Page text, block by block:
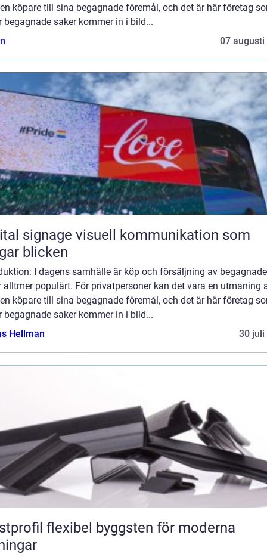
köpare till sina begagnade föremål, och det är här företag
begagnade saker kommer in i bild...
07 augusti
visuell kommunikation som
blicken
I dagens samhälle är köp och försäljning av begagnade
alltmer populärt. För privatpersoner kan det vara en utmaning
köpare till sina begagnade föremål, och det är här företag
begagnade saker kommer in i bild...
Hellman
30 juli
byggsten för moderna